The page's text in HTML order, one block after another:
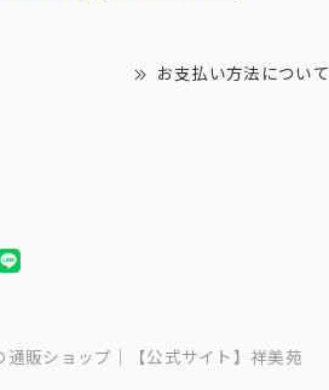
お支払い方法について
販ショップ｜【公式サイト】祥美苑